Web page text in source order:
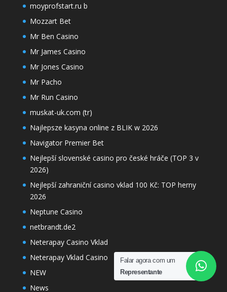
Falar agora com um
Representante
moyprofstart.ru b
Mozzart Bet
Mr Ben Casino
Mr James Casino
Mr Jones Casino
Mr Pacho
Mr Run Casino
muskat-uk.com (tr)
Najlepsze kasyna online z BLIK w 2026
Navigator Premier Bet
Nejlepší slovenské casino pro české hráče (TOP 3 v
2026)
Nejlepší zahraniční casino vklad 100 Kč: TOP herny
2026
Neptune Casino
netbrandt.de2
Neterapay Casino Vklad
Neterapay Vklad Casino
NEW
News